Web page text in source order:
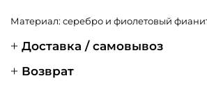
Материал: серебро и фиолетовый
Доставка / самовывоз
Возврат